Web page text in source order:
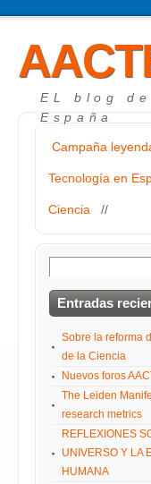
EL blog
España
Campaña
Tecnología en
Ciencia //
Entradas
Sobre la reforma
de la Ciencia
Nuevos foros
The Leiden
research metrics
REFLEXIONES
UNIVERSO Y LA
HUMANA